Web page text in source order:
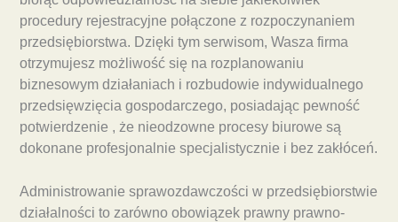
procedury rejestracyjne połączone z rozpoczynaniem
przedsiębiorstwa. Dzięki tym serwisom, Wasza firma
otrzymujesz możliwość się na rozplanowaniu
biznesowym działaniach i rozbudowie indywidualnego
przedsięwzięcia gospodarczego, posiadając pewność
potwierdzenie , że nieodzowne procesy biurowe są
dokonane profesjonalnie specjalistycznie i bez zakłóceń.
Administrowanie sprawozdawczości w przedsiębiorstwie
działalności to zarówno obowiązek prawny prawno-